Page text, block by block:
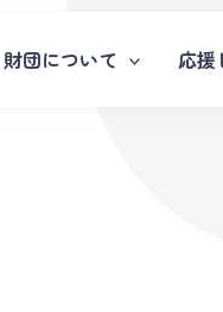
財団について 応援